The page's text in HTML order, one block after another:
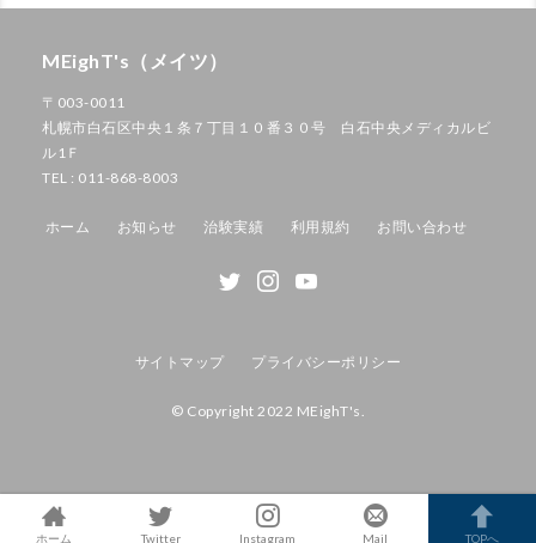
MEighT's（メイツ）
〒003-0011
札幌市白石区中央１条７丁目１０番３０号 白石中央メディカルビ
ル1Ｆ
TEL : 011-868-8003
ホーム お知らせ 治験実績 利用規約 お問い合わせ
サイトマップ プライバシーポリシー
© Copyright 2022 MEighT's.
ホーム Twitter Instagram Mail TOPへ